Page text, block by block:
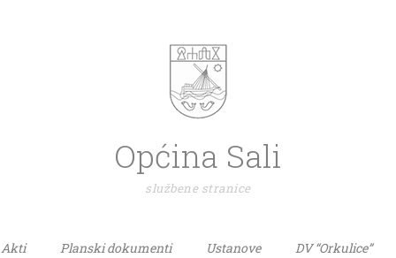
Općina Sali
službene stranice
Akti Planski dokumenti Ustanove DV “Orkulice”